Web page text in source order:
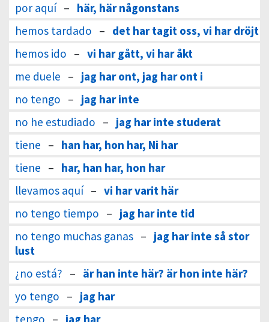
por aquí – här, här någonstans
hemos tardado – det har tagit oss, vi har dröjt
hemos ido – vi har gått, vi har åkt
me duele – jag har ont, jag har ont i
no tengo – jag har inte
no he estudiado – jag har inte studerat
tiene – han har, hon har, Ni har
tiene – har, han har, hon har
llevamos aquí – vi har varit här
no tengo tiempo – jag har inte tid
no tengo muchas ganas – jag har inte så stor
lust
¿no está? – är han inte här? är hon inte här?
yo tengo – jag har
tengo – jag har